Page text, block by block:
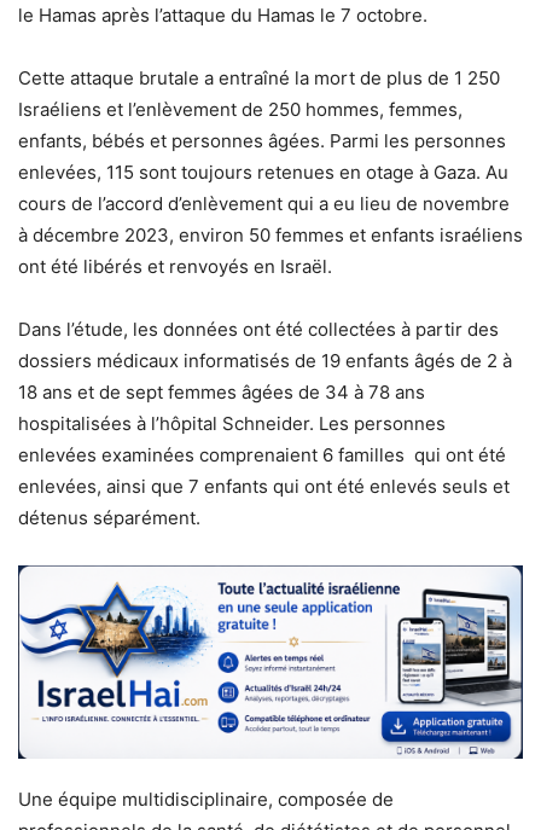
le Hamas après l’attaque du Hamas le 7 octobre.
Cette attaque brutale a entraîné la mort de plus de 1 250
Israéliens et l’enlèvement de 250 hommes, femmes,
enfants, bébés et personnes âgées. Parmi les personnes
enlevées, 115 sont toujours retenues en otage à Gaza. Au
cours de l’accord d’enlèvement qui a eu lieu de novembre
à décembre 2023, environ 50 femmes et enfants israéliens
ont été libérés et renvoyés en Israël.
Dans l’étude, les données ont été collectées à partir des
dossiers médicaux informatisés de 19 enfants âgés de 2 à
18 ans et de sept femmes âgées de 34 à 78 ans
hospitalisées à l’hôpital Schneider. Les personnes
enlevées examinées comprenaient 6 familles qui ont été
enlevées, ainsi que 7 enfants qui ont été enlevés seuls et
détenus séparément.
Une équipe multidisciplinaire, composée de